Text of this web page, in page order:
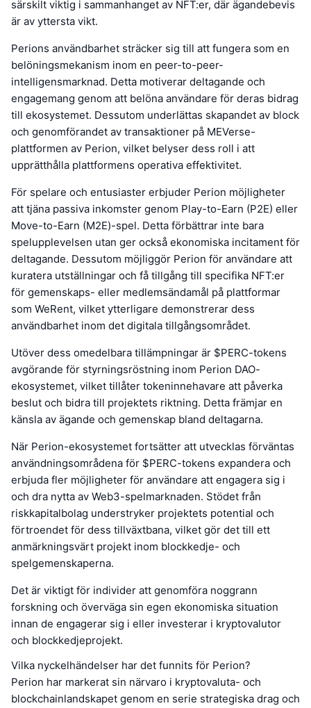
särskilt viktig i sammanhanget av NFT:er, där ägandebevis
är av yttersta vikt.
Perions användbarhet sträcker sig till att fungera som en
belöningsmekanism inom en peer-to-peer-
intelligensmarknad. Detta motiverar deltagande och
engagemang genom att belöna användare för deras bidrag
till ekosystemet. Dessutom underlättas skapandet av block
och genomförandet av transaktioner på MEVerse-
plattformen av Perion, vilket belyser dess roll i att
upprätthålla plattformens operativa effektivitet.
För spelare och entusiaster erbjuder Perion möjligheter
att tjäna passiva inkomster genom Play-to-Earn (P2E) eller
Move-to-Earn (M2E)-spel. Detta förbättrar inte bara
spelupplevelsen utan ger också ekonomiska incitament för
deltagande. Dessutom möjliggör Perion för användare att
kuratera utställningar och få tillgång till specifika NFT:er
för gemenskaps- eller medlemsändamål på plattformar
som WeRent, vilket ytterligare demonstrerar dess
användbarhet inom det digitala tillgångsområdet.
Utöver dess omedelbara tillämpningar är $PERC-tokens
avgörande för styrningsröstning inom Perion DAO-
ekosystemet, vilket tillåter tokeninnehavare att påverka
beslut och bidra till projektets riktning. Detta främjar en
känsla av ägande och gemenskap bland deltagarna.
När Perion-ekosystemet fortsätter att utvecklas förväntas
användningsområdena för $PERC-tokens expandera och
erbjuda fler möjligheter för användare att engagera sig i
och dra nytta av Web3-spelmarknaden. Stödet från
riskkapitalbolag understryker projektets potential och
förtroendet för dess tillväxtbana, vilket gör det till ett
anmärkningsvärt projekt inom blockkedje- och
spelgemenskaperna.
Det är viktigt för individer att genomföra noggrann
forskning och överväga sin egen ekonomiska situation
innan de engagerar sig i eller investerar i kryptovalutor
och blockkedjeprojekt.
Vilka nyckelhändelser har det funnits för Perion?
Perion har markerat sin närvaro i kryptovaluta- och
blockchainlandskapet genom en serie strategiska drag och